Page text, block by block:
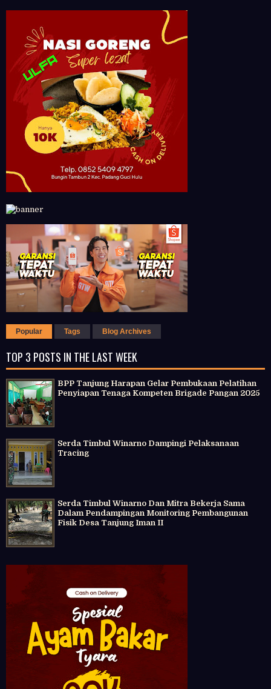
Popular Tags Blog Archives
TOP 3 POSTS IN THE LAST WEEK
BPP Tanjung Harapan Gelar Pembukaan Pelatihan
Penyiapan Tenaga Kompeten Brigade Pangan 2025
Serda Timbul Winarno Dampingi Pelaksanaan
Tracing
Serda Timbul Winarno Dan Mitra Bekerja Sama
Dalam Pendampingan Monitoring Pembangunan
Fisik Desa Tanjung Iman II